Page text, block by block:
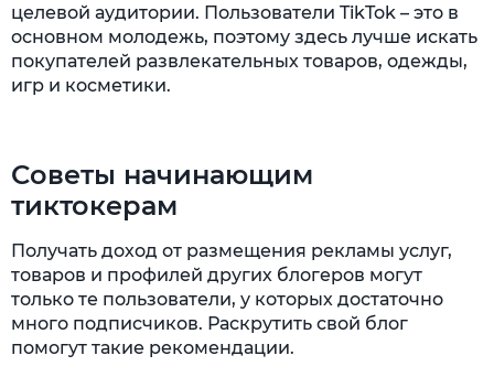
целевой аудитории. Пользователи TikTok – это в
основном молодежь, поэтому здесь лучше искать
покупателей развлекательных товаров, одежды,
игр и косметики.
Советы начинающим
тиктокерам
Получать доход от размещения рекламы услуг,
товаров и профилей других блогеров могут
только те пользователи, у которых достаточно
много подписчиков. Раскрутить свой блог
помогут такие рекомендации.